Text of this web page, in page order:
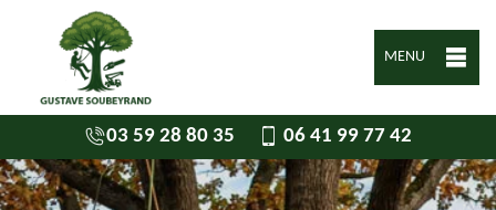
MENU
03 59 28 80 35 06 41 99 77 42